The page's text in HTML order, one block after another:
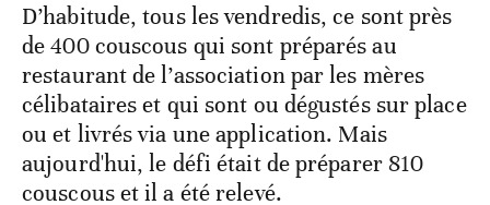
D’habitude, tous les vendredis, ce sont près
de 400 couscous qui sont préparés au
restaurant de l’association par les mères
célibataires et qui sont ou dégustés sur place
ou et livrés via une application. Mais
aujourd'hui, le défi était de préparer 810
couscous et il a été relevé.